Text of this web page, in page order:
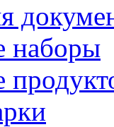
наборы